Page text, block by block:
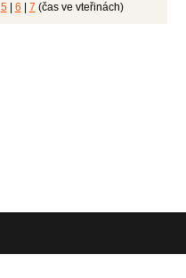
5| 6 7 (čas ve vteřinách)